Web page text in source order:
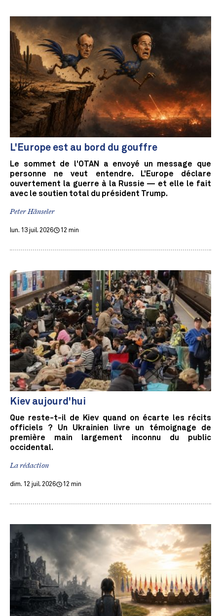
L'Europe est au bord du gouffre
Le sommet de l'OTAN a envoyé un message que
personne ne veut entendre. L'Europe déclare
ouvertement la guerre à la Russie — et elle le fait
avec le soutien total du président Trump.
Peter Hänseler
lun. 13 juil. 2026 12 min
Kiev aujourd'hui
Que reste-t-il de Kiev quand on écarte les récits
officiels ? Un Ukrainien livre un témoignage de
première main largement inconnu du public
occidental.
La rédaction
dim. 12 juil. 2026 12 min